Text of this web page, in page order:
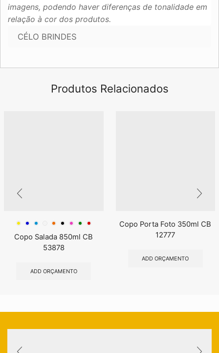
imagens, podendo haver diferenças de tonalidade em
relação à cor dos produtos.
CÉLO BRINDES
Produtos Relacionados
Copo Salada 850ml CB
53878
ADD ORÇAMENTO
Copo Porta Foto 350ml CB
12777
ADD ORÇAMENTO